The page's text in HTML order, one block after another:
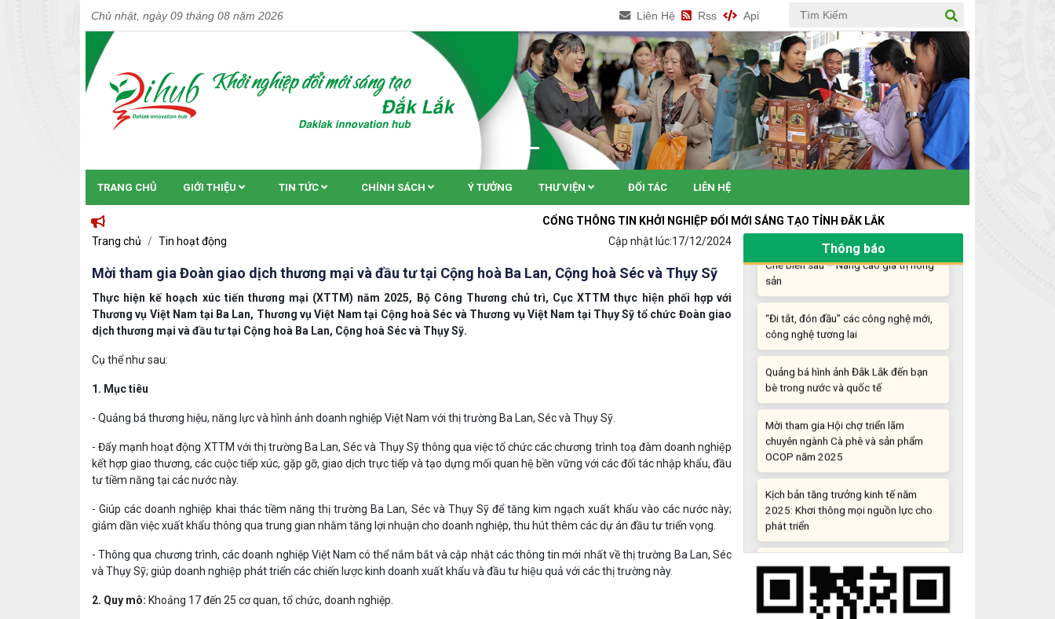
Chủ nhật, ngày 09 tháng 08 năm 2026 Liên Hệ Rss Api
TRANG CHỦ GIỚI THIỆU TIN TỨC CHÍNH SÁCH Ý TƯỞNG THƯ VIỆN ĐỐI TÁC LIÊN HỆ
CỔNG THÔNG TIN KHỞI NGHIỆP ĐỔI MỚI SÁNG TẠO TỈNH ĐẮK LẮK
Trang chủ
Tin hoạt động Cập nhật lúc:17/12/2024
Mời tham gia Đoàn giao dịch thương mại và đầu tư tại Cộng hoà Ba Lan, Cộng hoà Séc và Thụy Sỹ
Thực hiện kế hoạch xúc tiến thương mại (XTTM) năm 2025, Bộ Công Thương chủ trì, Cục XTTM thực hiện phối hợp với
Thương vụ Việt Nam tại Ba Lan, Thương vụ Việt Nam tại Cộng hoà Séc và Thương vụ Việt Nam tại Thụy Sỹ tổ chức Đoàn giao
dịch thương mại và đầu tư tại Cộng hoà Ba Lan, Cộng hoà Séc và Thụy Sỹ.
Cụ thể như sau:
1. Mục tiêu
- Quảng bá thương hiệu, năng lực và hình ảnh doanh nghiệp Việt Nam với thị trường Ba Lan, Séc và Thụy Sỹ
- Đẩy mạnh hoạt động XTTM với thị trường Ba Lan, Séc và Thụy Sỹthông qua việc tổ chức các chương trình toạ đàm doanh nghiệp
kết hợp giao thương, các cuộc tiếp xúc, gặp gỡ, giao dịch trực tiếp và tạo dựng mối quan hệ bền vững với các đối tác nhập khẩu, đầu
tư tiềm năng tại các nước này.
- Giúp các doanh nghiệp khai thác tiềm năng thị trường Ba Lan, Séc và Thụy Sỹđể tăng kim ngạch xuất khẩu vào các nước này;
giảm dần việc xuất khẩu thông qua trung gian nhằm tăng lợi nhuận cho doanh nghiệp, thu hút thêm các dự án đầu tư triển vọng.
- Thông qua chương trình, các doanh nghiệp Việt Nam có thể nắm bắt và cập nhật các thông tin mới nhất về thị trường Ba Lan, Séc
và Thụy Sỹ; giúp doanh nghiệp phát triển các chiến lược kinh doanh xuất khẩu và đầu tư hiệu quả với các thị trường này.
2. Quy mô: Khoảng 17 đến 25 cơ quan, tổ chức, doanh nghiệp.
Thông báo
Những sáng tạo độc đáo từ “cây nhà
lá vườn”
Gam màu sáng trong bức tranh khởi
nghiệp đổi mới sáng tạo
đột phá
Chế biến sâu – Nâng cao giá trị nông
“Đi tắt, đón đầu” các công nghệ mới,
công nghệ tương lai
Quảng bá hình ảnh Đắk Lắk đến bạn
bè trong nước và quốc tế
Mời tham gia Hội chợ triển lãm
chuyên ngành Cà phê và sản phẩm
OCOP năm 2025
Kịch bản tăng trưởng kinh tế năm
2025: Khơi thông mọi nguồn lực cho
phát triển
Đắk Lắk xây dựng kịch bản tăng
trưởng kinh tế - xã hội năm 2025 đạt
8% trở lên
Cuộc thi trực tuyến tìm hiểu “50 năm